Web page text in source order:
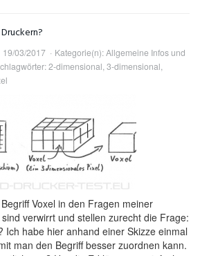
19/03/2017 Kategorie(n):Allgemeine Infos und
2-dimensional, 3-dimensional,
Voxel in den Fragen meiner
verwirrt und stellen zurecht die Frage:
Ich habe hier anhand einer Skizze einmal
man den Begriff besser zuordnen kann.